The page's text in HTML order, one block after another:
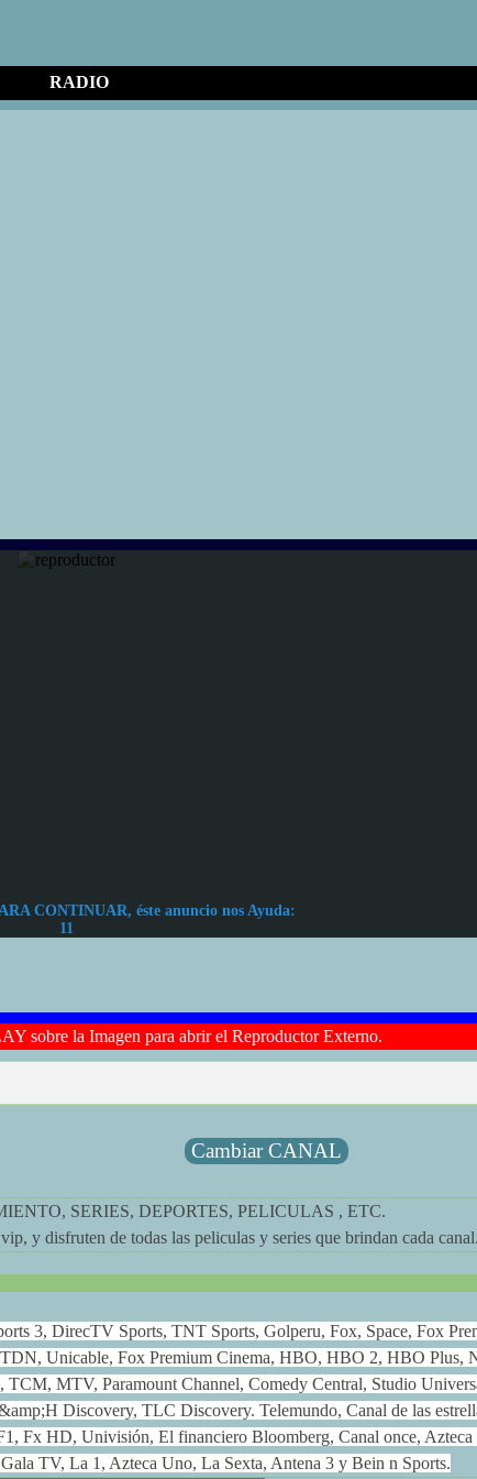
RADIO
CONTINUAR, éste anuncio nos Ayuda:
11
sobre la Imagen para abrir el Reproductor Externo.
Cambiar CANAL
SERIES, DEPORTES, PELICULAS , ETC.
y disfruten de todas las peliculas y series que brindan cada canal.
3, DirecTV Sports, TNT Sports, Golperu, Fox, Space, Fox
Unicable, Fox Premium Cinema, HBO, HBO 2, HBO Plus,
MTV, Paramount Channel, Comedy Central, Studio
Discovery, TLC Discovery. Telemundo, Canal de las
Fx HD, Univisión, El financiero Bloomberg, Canal once, Azteca
TV, La 1, Azteca Uno, La Sexta, Antena 3 y Bein n Sports.